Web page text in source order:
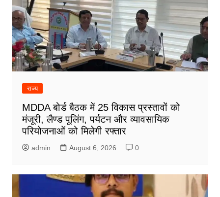
राज्य
MDDA बोर्ड बैठक में 25 विकास प्रस्तावों को
मंजूरी, लैण्ड पूलिंग, पर्यटन और व्यावसायिक
परियोजनाओं को मिलेगी रफ्तार
admin August 6, 2026 0